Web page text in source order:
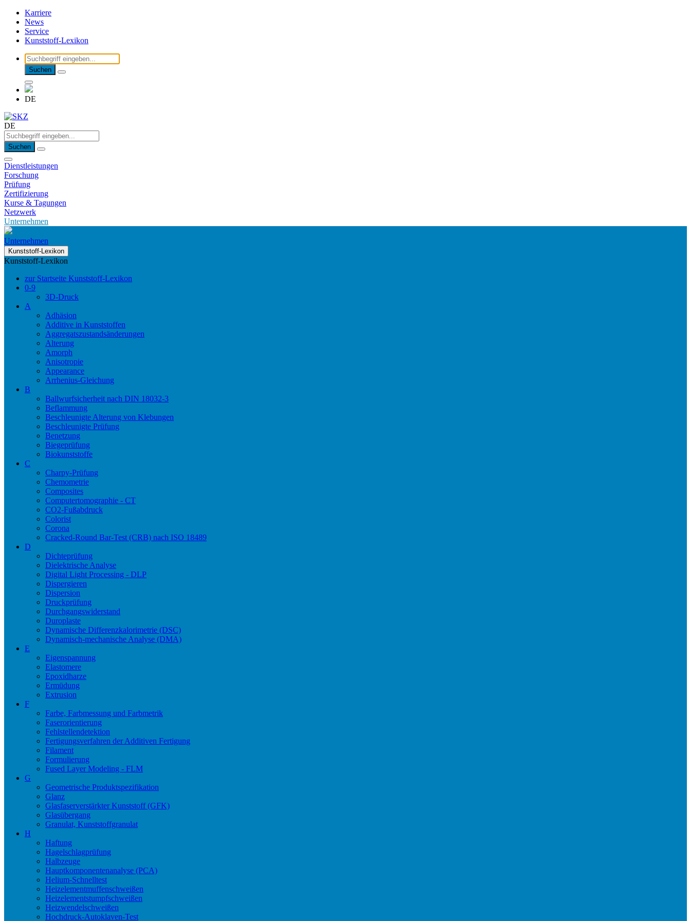
Karriere
News
Service
Kunststoff-Lexikon
Suchen
DE
DE
Suchen
Dienstleistungen
Forschung
Prüfung
Zertifizierung
Kurse & Tagungen
Netzwerk
Unternehmen
Unternehmen
Kunststoff-Lexikon
Kunststoff-Lexikon
zur Startseite Kunststoff-Lexikon
0-9
3D-Druck
A
Adhäsion
Additive in Kunststoffen
Aggregatszustandsänderungen
Alterung
Amorph
Anisotropie
Appearance
Arrhenius-Gleichung
B
Ballwurfsicherheit nach DIN 18032-3
Beflammung
Beschleunigte Alterung von Klebungen
Beschleunigte Prüfung
Benetzung
Biegeprüfung
Biokunststoffe
C
Charpy-Prüfung
Chemometrie
Composites
Computertomographie - CT
CO2-Fußabdruck
Colorist
Corona
Cracked-Round Bar-Test (CRB) nach ISO 18489
D
Dichteprüfung
Dielektrische Analyse
Digital Light Processing - DLP
Dispergieren
Dispersion
Druckprüfung
Durchgangswiderstand
Duroplaste
Dynamische Differenzkalorimetrie (DSC)
Dynamisch-mechanische Analyse (DMA)
E
Eigenspannung
Elastomere
Epoxidharze
Ermüdung
Extrusion
F
Farbe, Farbmessung und Farbmetrik
Faserorientierung
Fehlstellendetektion
Fertigungsverfahren der Additiven Fertigung
Filament
Formulierung
Fused Layer Modeling - FLM
G
Geometrische Produktspezifikation
Glanz
Glasfaserverstärkter Kunststoff (GFK)
Glasübergang
Granulat, Kunststoffgranulat
H
Haftung
Hagelschlagprüfung
Halbzeuge
Hauptkomponentenanalyse (PCA)
Helium-Schnelltest
Heizelementmuffenschweißen
Heizelementstumpfschweißen
Heizwendelschweißen
Hochdruck-Autoklaven-Test